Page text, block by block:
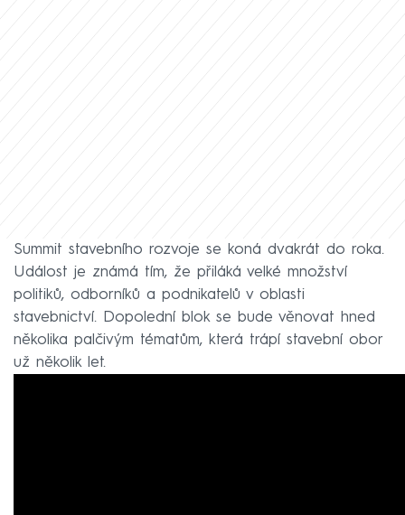
Summit stavebního rozvoje se koná dvakrát do roka.
Událost je známá tím, že přiláká velké množství
politiků, odborníků a podnikatelů v oblasti
stavebnictví. Dopolední blok se bude věnovat hned
několika palčivým tématům, která trápí stavební obor
už několik let.